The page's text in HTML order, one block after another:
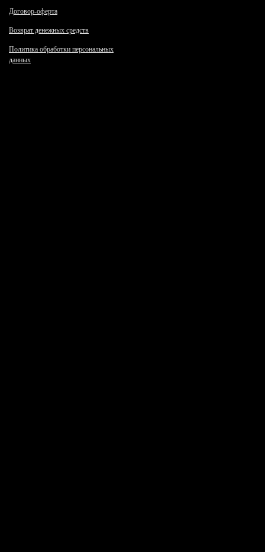
Договор-оферта
Возврат денежных средств
Политика обработки персональных
данных